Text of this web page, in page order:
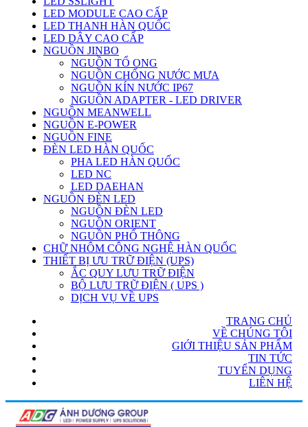
LED MODULE CAO CẤP
LED THANH HÀN QUỐC
LED DÂY CAO CẤP
NGUỒN JINBO
NGUỒN TỔ ONG
NGUỒN CHỐNG NƯỚC MƯA
NGUỒN KÍN NƯỚC IP67
NGUỒN ADAPTER - LED DRIVER
NGUỒN MEANWELL
NGUỒN E-POWER
NGUỒN FINE
ĐÈN LED HÀN QUỐC
PHA LED HÀN QUỐC
LED NC
LED DAEHAN
NGUỒN ĐÈN LED
NGUỒN ĐÈN LED
NGUỒN ORIENT
NGUỒN PHỔ THÔNG
CHỮ NHÔM CÔNG NGHỆ HÀN QUỐC
THIẾT BỊ ƯU TRỮ ĐIỆN (UPS)
ẮC QUY LƯU TRỮ ĐIỆN
BỘ LƯU TRỮ ĐIỆN ( UPS )
DỊCH VỤ VỀ UPS
TRANG CHỦ
VỀ CHÚNG TÔI
GIỚI THIỆU SẢN PHẨM
TIN TỨC
TUYỂN DỤNG
LIÊN HỆ